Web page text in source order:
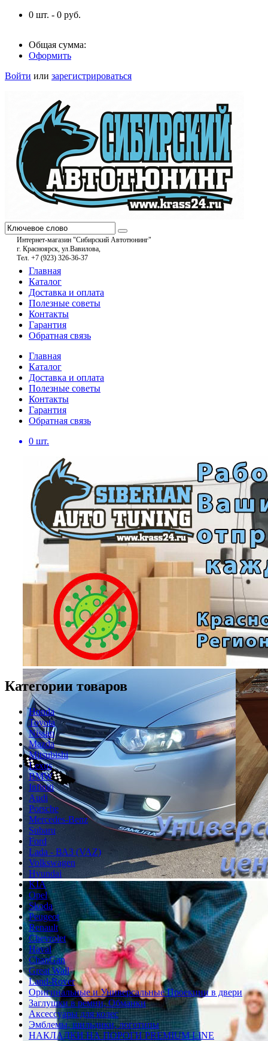
0 шт. - 0 руб.
Общая сумма:
Оформить
Войти или зарегистрироваться
Интернет-магазин "Сибирский Автотюнинг"
г. Красноярск, ул.Вавилова,
Тел. +7 (923) 326-36-37
Главная
Каталог
Доставка и оплата
Полезные советы
Контакты
Гарантия
Обратная связь
Главная
Каталог
Доставка и оплата
Полезные советы
Контакты
Гарантия
Обратная связь
0 шт.
Категории товаров
Honda
Toyota
Nissan
Mazda
Mitsubishi
Lexus
BMW
Infiniti
Audi
Porsche
Mercedes-Benz
Subaru
Ford
Lada - ВАЗ (VAZ)
Volkswagen
Hyundai
KIA
Opel
Skoda
Peugeot
Renault
Chevrolet
Haval
ChanGan
Great Wall
Land-Rover
Оригинальные и Универсальные Проекции в двери
Заглушки в ремни, Обманки
Аксессуары для колес
Эмблемы, шильдики, логотипы
НАКЛАДКИ НА ПОРОГИ PREMIUM LINE